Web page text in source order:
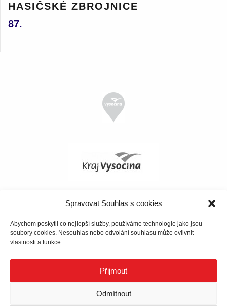
Spravovat Souhlas s cookies
Abychom poskytli co nejlepší služby, používáme technologie jako jsou
soubory cookies. Nesouhlas nebo odvolání souhlasu může ovlivnit
vlastnosti a funkce.
Přijmout
Odmítnout
HASIČSKÉ ZBROJNICE
87.